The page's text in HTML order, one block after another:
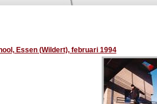
Essen (Wildert), februari 1994